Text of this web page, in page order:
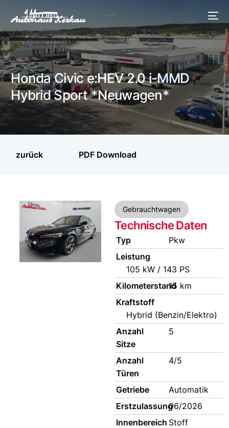
Honda Civic e:HEV 2.0 i-MMD
Hybrid Sport *Neuwagen*
zurück PDF Download
Gebrauchtwagen
Technische Daten
Typ
Pkw
Leistung
105 kW / 143 PS
Kilometerstand15 km
Kraftstoff
Hybrid (Benzin/Elektro)
Anzahl
Sitze
5
Anzahl
Türen
4/5
Getriebe
Automatik
Erstzulassung06/2026
Innenbereich Stoff